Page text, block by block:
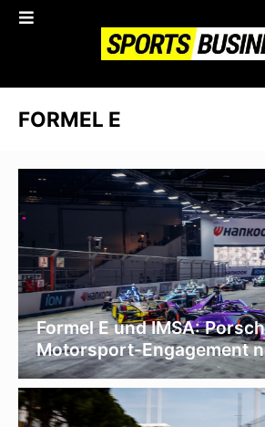
FORMEL E
Formel E und IMSA:
Motorsport-Engagement